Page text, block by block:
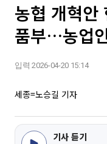
농협 개혁안
품부…농업
입력 2026-04-20 15:14
세종=노승길 기자
기사 듣기